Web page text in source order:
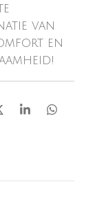
van
en
S
D